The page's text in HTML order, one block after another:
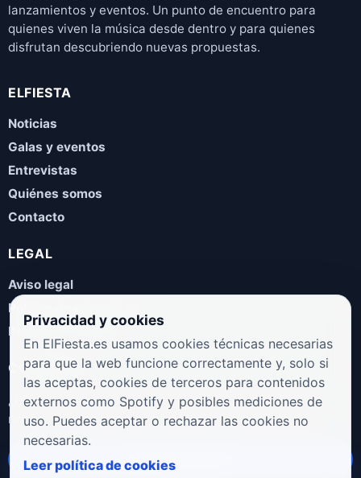
lanzamientos y eventos. Un punto de encuentro para
quienes viven la música desde dentro y para quienes
disfrutan descubriendo nuevas propuestas.
ELFIESTA
Noticias
Galas y eventos
Entrevistas
Quiénes somos
Contacto
LEGAL
Aviso legal
Política de privacidad
Política de cookies
COLABORA
¿Eres artista, manager, sello o promotor? Envíanos tus
novedades, galas, entrevistas o propuestas musicales.
Enviar propuesta
Privacidad y cookies
En ElFiesta.es usamos cookies técnicas necesarias
para que la web funcione correctamente y, solo si
las aceptas, cookies de terceros para contenidos
externos como Spotify y posibles mediciones de
uso. Puedes aceptar o rechazar las cookies no
necesarias.
Leer política de cookies